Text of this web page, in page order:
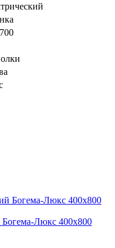
Богема-Люкс 400х800